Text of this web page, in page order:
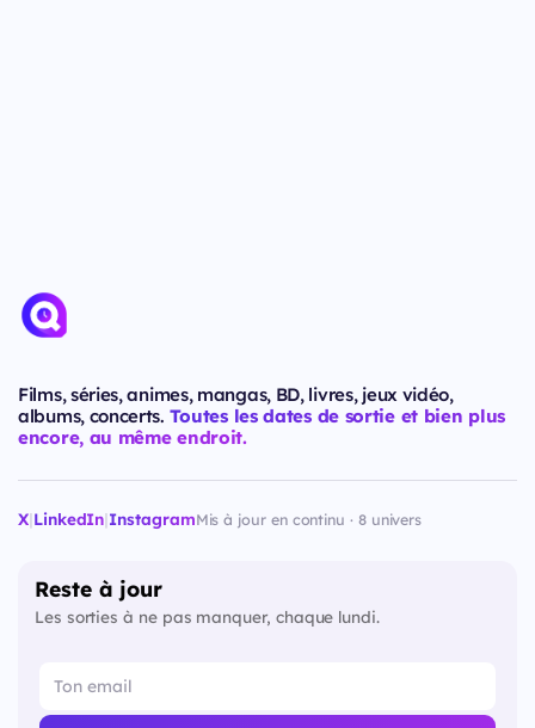
Films, séries, animes, mangas, BD, livres, jeux vidéo,
albums, concerts. Toutes les dates de sortie et bien plus
encore, au même endroit.
X|LinkedIn|InstagramMis à jour en continu · 8 univers
Reste à jour
Les sorties à ne pas manquer, chaque lundi.